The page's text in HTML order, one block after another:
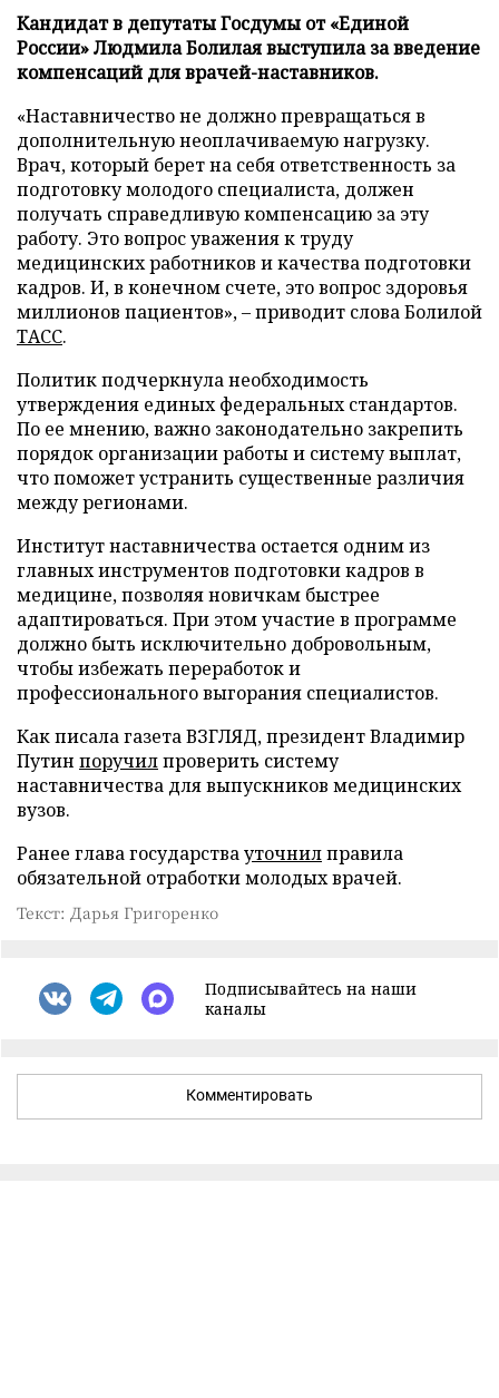
Кандидат в депутаты Госдумы от «Единой
России» Людмила Болилая выступила за введение
компенсаций для врачей-наставников.
«Наставничество не должно превращаться в
дополнительную неоплачиваемую нагрузку.
Врач, который берет на себя ответственность за
подготовку молодого специалиста, должен
получать справедливую компенсацию за эту
работу. Это вопрос уважения к труду
медицинских работников и качества подготовки
кадров. И, в конечном счете, это вопрос здоровья
миллионов пациентов», – приводит слова Болилой
ТАСС.
Политик подчеркнула необходимость
утверждения единых федеральных стандартов.
По ее мнению, важно законодательно закрепить
порядок организации работы и систему выплат,
что поможет устранить существенные различия
между регионами.
Институт наставничества остается одним из
главных инструментов подготовки кадров в
медицине, позволяя новичкам быстрее
адаптироваться. При этом участие в программе
должно быть исключительно добровольным,
чтобы избежать переработок и
профессионального выгорания специалистов.
Как писала газета ВЗГЛЯД, президент Владимир
Путин поручилпроверить систему
наставничества для выпускников медицинских
вузов.
Ранее глава государствауточнилправила
обязательной отработки молодых врачей.
Текст: Дарья Григоренко
Подписывайтесь на наши
каналы
Комментировать